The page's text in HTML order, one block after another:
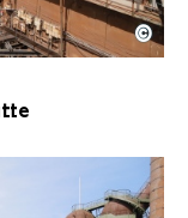
Hütte mit
Hütte | Karl
©